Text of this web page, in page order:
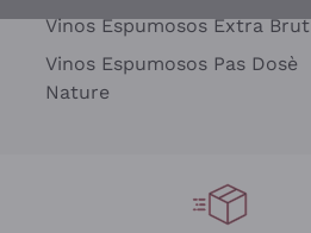
Vinos Espumosos Extra Brut
Vinos Espumosos Pas Dosè
Nature